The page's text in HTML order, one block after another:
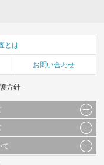
とは
お問い合わせ
方針
、画像データ等）及びこれらの配
二次利用を行うことは固く禁じて
が提出された見解・感想です。
て